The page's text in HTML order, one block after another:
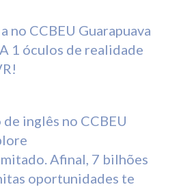
no CCBEU Guarapuava
1 óculos de realidade
de inglês no CCBEU
Afinal, 7 bilhões
oportunidades te